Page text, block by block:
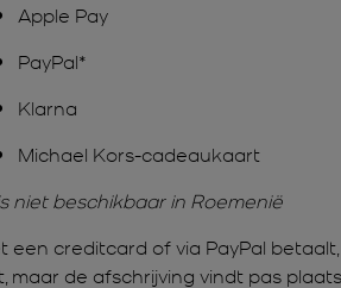
Apple Pay
PayPal*
Klarna
Michael Kors-cadeaukaart
niet beschikbaar in Roemenië
een creditcard of via PayPal
maar de afschrijving vindt pas